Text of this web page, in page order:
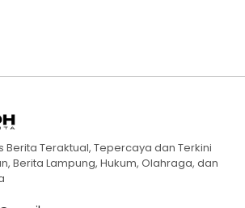
Berita Teraktual, Tepercaya dan Terkini
Berita Lampung, Hukum, Olahraga, dan